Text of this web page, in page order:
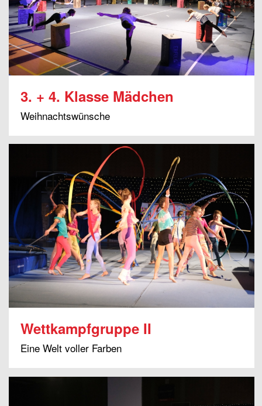
3. + 4. Klasse Mädchen
Weihnachtswünsche
Wettkampfgruppe II
Eine Welt voller Farben